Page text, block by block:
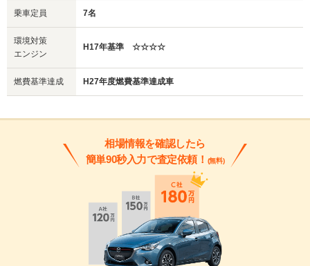
乗車定員 7名
環境対策
エンジン
H17年基準 ☆☆☆☆
燃費基準達成 H27年度燃費基準達成車
相場情報を確認したら
簡単90秒入力で査定依頼！ (無料)